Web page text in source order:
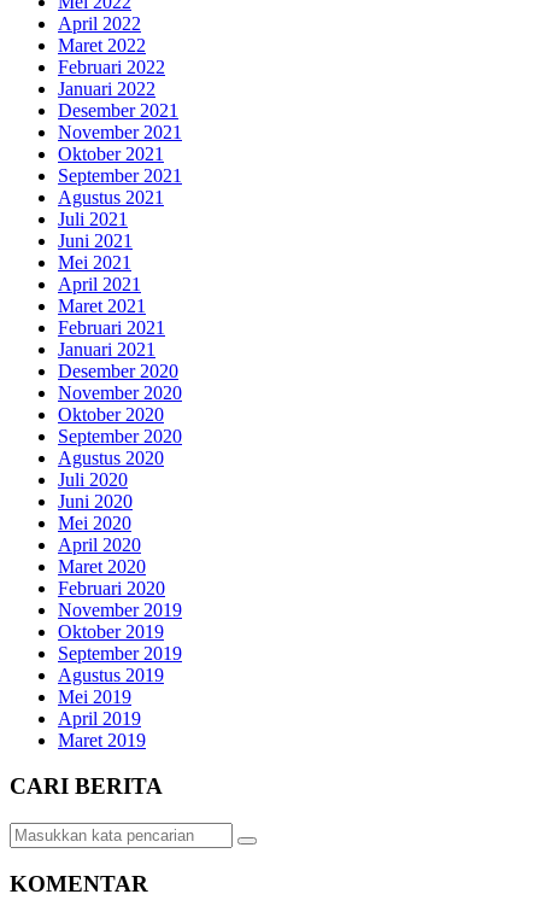
April 2022
Maret 2022
Februari 2022
Januari 2022
Desember 2021
November 2021
Oktober 2021
September 2021
Agustus 2021
Juli 2021
Juni 2021
Mei 2021
April 2021
Maret 2021
Februari 2021
Januari 2021
Desember 2020
November 2020
Oktober 2020
September 2020
Agustus 2020
Juli 2020
Juni 2020
Mei 2020
April 2020
Maret 2020
Februari 2020
November 2019
Oktober 2019
September 2019
Agustus 2019
Mei 2019
April 2019
Maret 2019
CARI BERITA
KOMENTAR